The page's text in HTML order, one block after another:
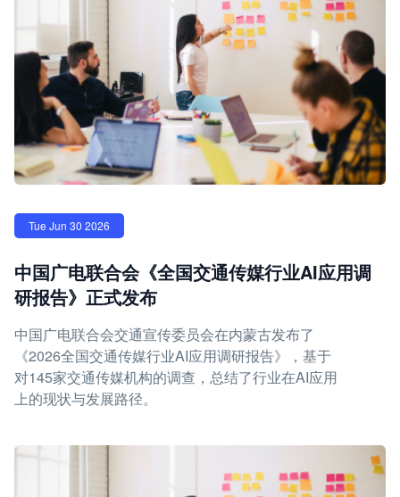
Tue Jun 30 2026
中国广电联合会《全国交通传媒行业AI应用调
研报告》正式发布
中国广电联合会交通宣传委员会在内蒙古发布了
《2026全国交通传媒行业AI应用调研报告》，基于
对145家交通传媒机构的调查，总结了行业在AI应用
上的现状与发展路径。